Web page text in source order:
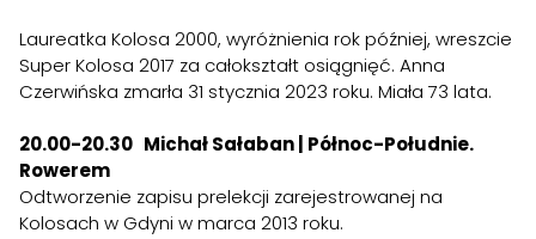
Laureatka Kolosa 2000, wyróżnienia rok później, wreszcie
Super Kolosa 2017 za całokształt osiągnięć. Anna
Czerwińska zmarła 31 stycznia 2023 roku. Miała 73 lata.
20.00-20.30 Michał Sałaban | Północ-Południe.
Rowerem
Odtworzenie zapisu prelekcji zarejestrowanej na
Kolosach w Gdyni w marca 2013 roku.